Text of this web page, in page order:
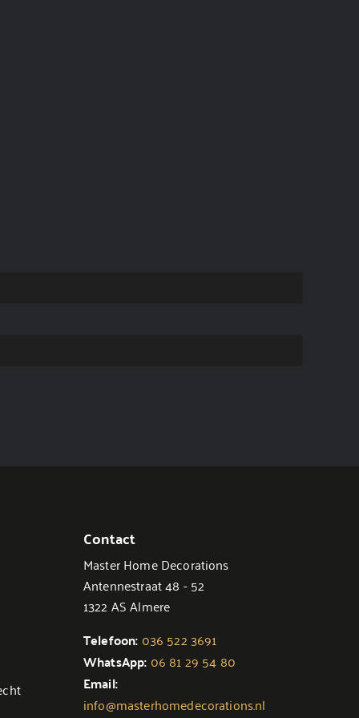
Contact
Master Home Decorations
Antennestraat 48 - 52
1322 AS Almere
Telefoon: 036 522 3691
WhatsApp: 06 81 29 54 80
Email:
info@masterhomedecorations.nl